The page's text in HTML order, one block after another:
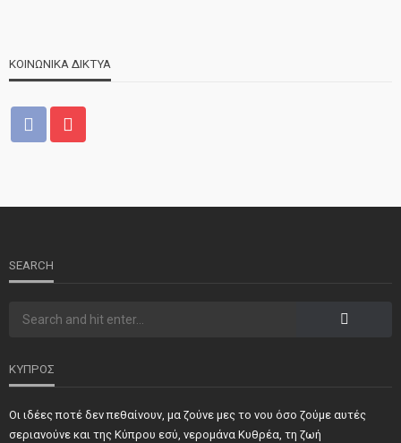
ΣΗΜΑΝΤΙΚΑ ΤΕΛΕΥΤΑΙΑ ΝΕΑ
ΚΟΙΝΩΝΙΚΑ ΔΙΚΤΥΑ
SEARCH
ΚΥΠΡΟΣ
Οι ιδέες ποτέ δεν πεθαίνουν, μα ζούνε μες το νου όσο ζούμε αυτές
σεριανούνε και της Κύπρου εσύ, νερομάνα Κυθρέα, τη ζωή